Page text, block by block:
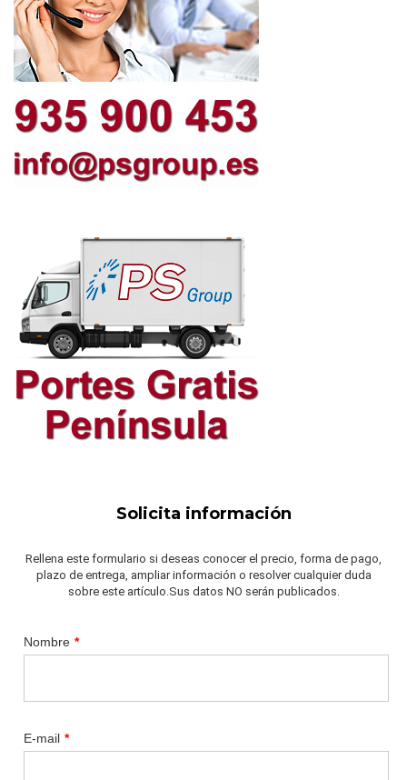
Solicita información
Rellena este formulario si deseas conocer el precio, forma de pago,
plazo de entrega, ampliar información o resolver cualquier duda
sobre este artículo.Sus datos NO serán publicados.
Nombre *
E-mail *